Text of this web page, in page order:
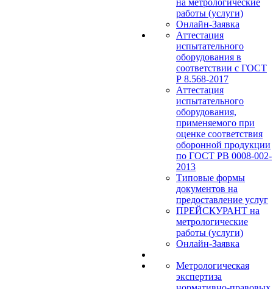
на метрологические
работы (услуги)
Онлайн-Заявка
Аттестация
испытательного
оборудования в
соответствии с ГОСТ
Р 8.568-2017
Аттестация
испытательного
оборудования,
применяемого при
оценке соответствия
оборонной продукции
по ГОСТ РВ 0008-002-
2013
Типовые формы
документов на
предоставление услуг
ПРЕЙСКУРАНТ на
метрологические
работы (услуги)
Онлайн-Заявка
Метрологическая
экспертиза